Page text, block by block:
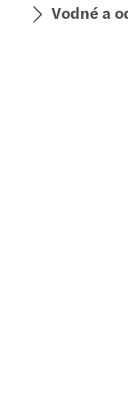
Vodné a